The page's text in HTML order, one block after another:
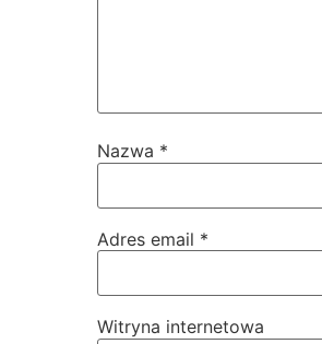
Nazwa *
Adres email *
Witryna internetowa